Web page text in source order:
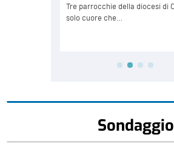
Sondaggio